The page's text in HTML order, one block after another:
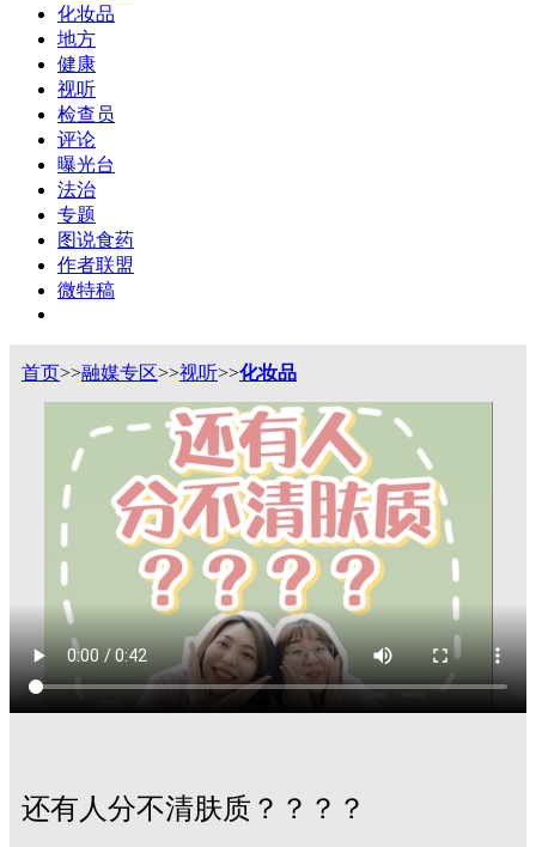
化妆品
地方
健康
视听
检查员
评论
曝光台
法治
专题
图说食药
作者联盟
微特稿
首页>>融媒专区>>视听>>化妆品
还有人分不清肤质？？？？